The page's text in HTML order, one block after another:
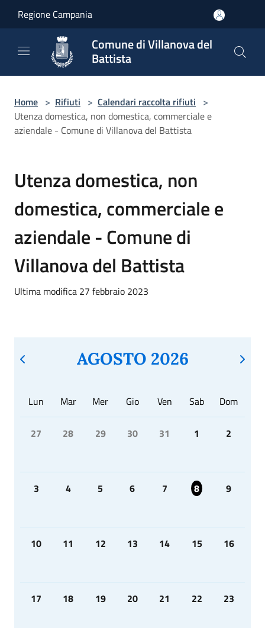
Regione Campania
Comune di Villanova del
Battista
Home > Rifiuti > Calendari raccolta rifiuti >
Utenza domestica, non domestica, commerciale e
aziendale - Comune di Villanova del Battista
Utenza domestica, non
domestica, commerciale e
aziendale - Comune di
Villanova del Battista
Ultima modifica 27 febbraio 2023
AGOSTO 2026
Lun Mar Mer Gio Ven Sab Dom
27 28 29 30 31 1 2
3 4 5 6 7 8 9
10 11 12 13 14 15 16
17 18 19 20 21 22 23